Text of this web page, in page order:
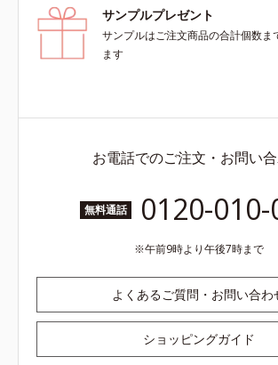
サンプルプレゼント
サンプルはご注文商品の合計個数ま
ます
お電話でのご注文・お問い
無料通話 0120-
午前9時より午後7時まで
よくあるご質問・お問い合わ
ショッピングガイド